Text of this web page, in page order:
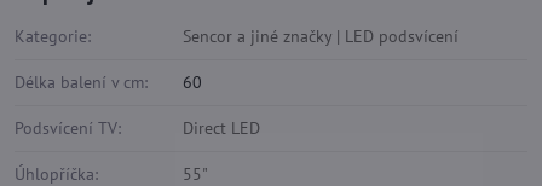
Kategorie: Sencor a jiné značky | LED podsvícení
Délka balení v cm: 60
Podsvícení TV: Direct LED
Úhlopříčka: 55"